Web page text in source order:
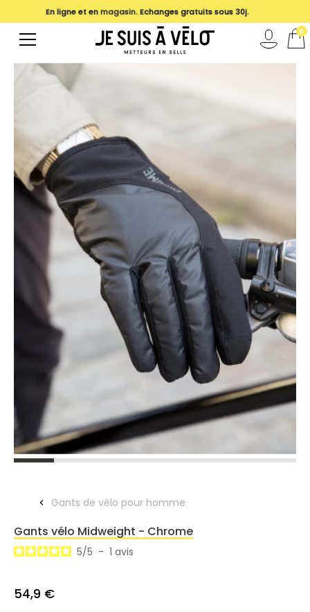
Gants de vélo pour homme
Gants vélo Midweight - Chrome
5/5 - 1 avis
54,9 €
En ligne et enmagasin. Echanges gratuits sous 30j.
0